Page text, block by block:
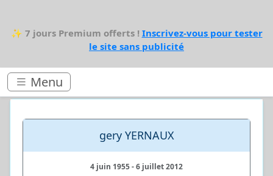
✨ 7 jours Premium offerts ! Inscrivez-vous pour tester
le site sans publicité
Menu
gery YERNAUX
4 juin 1955 - 6 juillet 2012